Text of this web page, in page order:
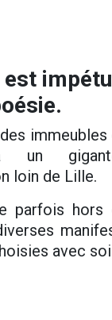
un
loin de Lille.
parfois hors
avec